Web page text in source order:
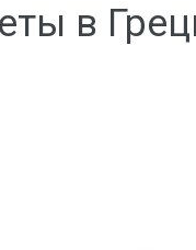
в